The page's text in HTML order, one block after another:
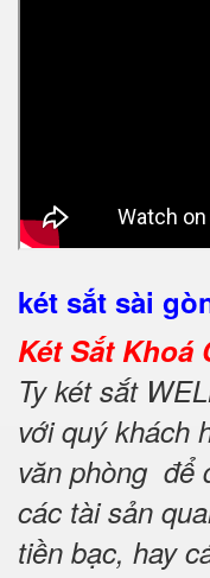
két sắt sài
Két Sắt Khoá
Ty két sắt
với quý khách
văn phòng để
các tài sản
tiền bạc, hay